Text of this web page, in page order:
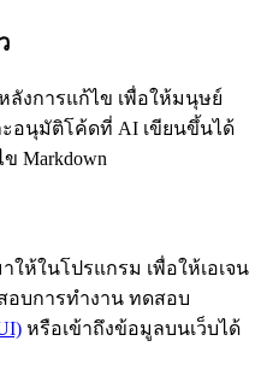
ลังการแก้ไข เพื่อให้มนุษย์
อนุมัติโค้ดที่ AI เขียนขึ้นได้
Markdown
าให้ในโปรแกรม เพื่อให้เอเจน
อบการทำงาน ทดสอบ
หรือเข้าถึงข้อมูลบนเว็บได้